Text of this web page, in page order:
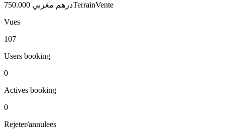
750.000 درهم مغربيTerrainVente
Vues
107
Users booking
0
Actives booking
0
Rejeter/annulees